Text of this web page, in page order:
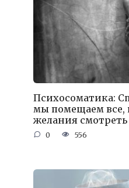
Психосоматика:
мы помещаем все,
желания смотреть
0 556